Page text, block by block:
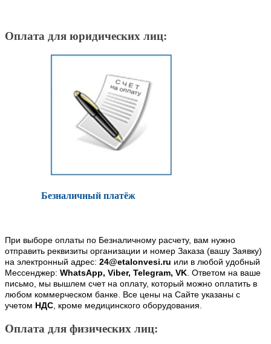
Оплата для юридических лиц:
Безналичный платёж
При выборе оплаты по Безналичному расчету, вам нужно
отправить реквизиты организации и номер Заказа (вашу Заявку)
на электронный адрес: 24@etalonvesi.ru или в любой удобный
Мессенджер: WhatsApp, Viber, Telegram, VK. Ответом на ваше
письмо, мы вышлем счет на оплату, который можно оплатить в
любом коммерческом банке. Все цены на Сайте указаны с
учетом НДС, кроме медицинского оборудования.
Оплата для физических лиц: